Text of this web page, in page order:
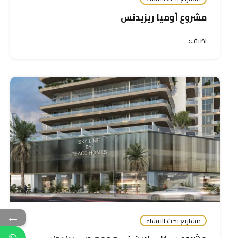
مشروع أوميا ريزيدنس
اضيف:
مشاريع تحت الانشاء ←